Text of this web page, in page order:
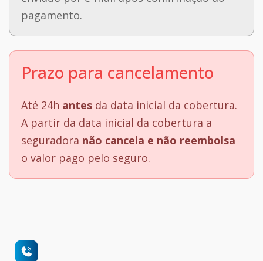
pagamento.
Prazo para cancelamento
Até 24h antes da data inicial da cobertura.
A partir da data inicial da cobertura a
seguradora não cancela e não reembolsa
o valor pago pelo seguro.